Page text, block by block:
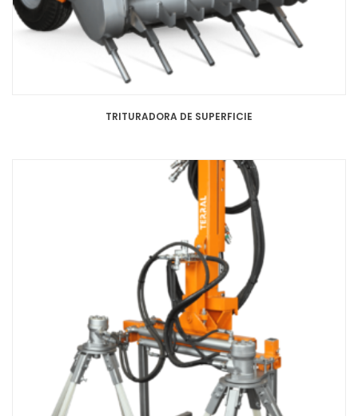
TRITURADORA DE SUPERFICIE